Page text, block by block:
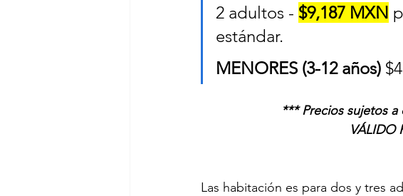
2 adultos - $9,187 MXN
estándar.
MENORES (3-12 años)
*** Precios sujetos
VÁLIDO
Las habitación es para dos y tres